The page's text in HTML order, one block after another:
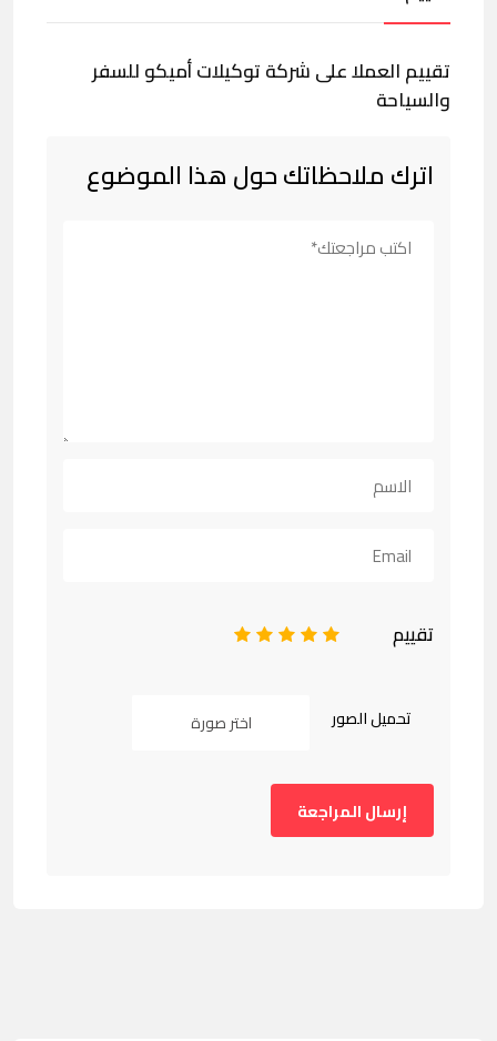
تقييم العملا على شركة توكيلات أميكو للسفر
والسياحة
اترك ملاحظاتك حول هذا الموضوع
تقييم 5
4
3
2
تحميل الصور اختر صورة